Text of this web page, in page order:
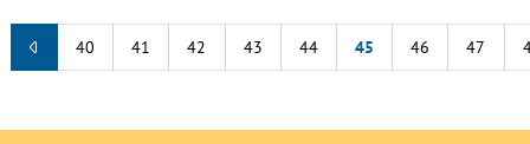
40 41 42 43 44 45 46 47